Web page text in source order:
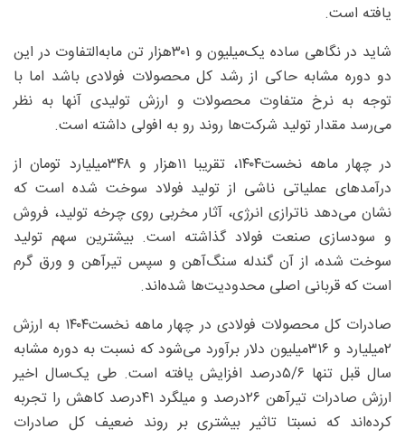
یافته است.
شاید در نگاهی ساده یک‌میلیون و ۳۰۱‌هزار تن مابه‌التفاوت در این
دو دوره مشابه حاکی از رشد کل محصولات فولادی باشد اما با
توجه به نرخ متفاوت محصولات و ارزش تولیدی آنها به نظر
می‌رسد مقدار تولید شرکت‌ها روند رو به افولی داشته است.
در چهار ماهه نخست۱۴۰۴، تقریبا ۱۱‌هزار و ۳۴۸‌میلیارد تومان از
درآمد‌های عملیاتی ناشی از تولید فولاد سوخت شده است که
نشان می‌دهد ناترازی انرژی، آثار مخربی روی چرخه تولید، فروش
و سودسازی صنعت فولاد گذاشته است. بیشترین سهم تولید
سوخت شده، از آن گندله سنگ‌آهن و سپس تیرآهن و ورق گرم
است که قربانی اصلی محدودیت‌ها شده‌اند.
صادرات کل محصولات فولادی در چهار ماهه نخست۱۴۰۴ به ارزش
۲‌میلیارد و ۳۱۶‌میلیون دلار برآورد می‌شود که نسبت به دوره مشابه
سال قبل تنها ۵/۶‌درصد افزایش یافته است. طی یک‌سال اخیر
ارزش صادرات تیرآهن ۲۶‌درصد و میلگرد ۴۱‌درصد کاهش را تجربه
کرده‌اند که نسبتا تاثیر بیشتری بر روند ضعیف کل صادرات